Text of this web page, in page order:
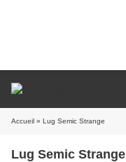
Accueil » Lug Semic Strange
Lug Semic Strange